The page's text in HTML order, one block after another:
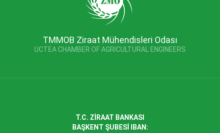
TMMOB Ziraat Mühendisleri Odası
UCTEA CHAMBER OF AGRICULTURAL ENGINEERS
T.C. ZİRAAT BANKASI
BAŞKENT ŞUBESİ IBAN: